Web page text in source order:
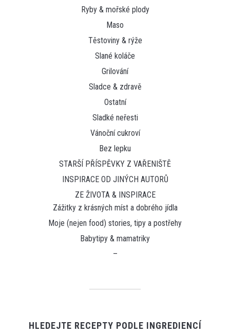
Ryby & mořské plody
Maso
Těstoviny & rýže
Slané koláče
Grilování
Sladce & zdravě
Ostatní
Sladké neřesti
Vánoční cukroví
Bez lepku
STARŠÍ PŘÍSPĚVKY Z VAŘENIŠTĚ
INSPIRACE OD JINÝCH AUTORŮ
ZE ŽIVOTA & INSPIRACE
Zážitky z krásných míst a dobrého jídla
Moje (nejen food) stories, tipy a postřehy
Babytipy & mamatriky
–
HLEDEJTE RECEPTY PODLE INGREDIENCÍ